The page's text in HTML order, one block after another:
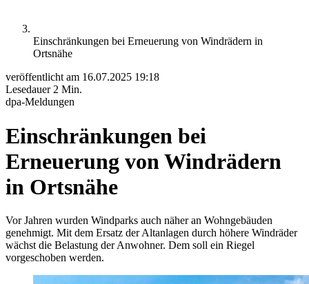
Einschränkungen bei Erneuerung von Windrädern in
Ortsnähe
veröffentlicht am 16.07.2025 19:18
Lesedauer 2 Min.
dpa-Meldungen
Einschränkungen bei
Erneuerung von Windrädern
in Ortsnähe
Vor Jahren wurden Windparks auch näher an Wohngebäuden
genehmigt. Mit dem Ersatz der Altanlagen durch höhere Windräder
wächst die Belastung der Anwohner. Dem soll ein Riegel
vorgeschoben werden.